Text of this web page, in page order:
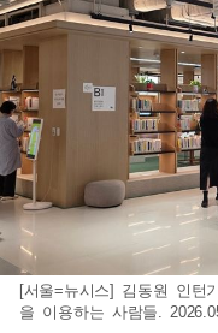
[서울=뉴시스] 김동원 인턴
을 이용하는 사람들.